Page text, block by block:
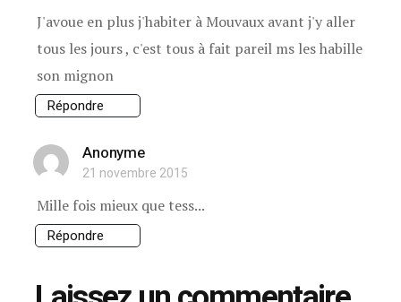
J'avoue en plus j'habiter à Mouvaux avant j'y aller
tous les jours , c'est tous à fait pareil ms les habille
son mignon
Répondre
Anonyme
21 novembre 2015
Mille fois mieux que tess...
Répondre